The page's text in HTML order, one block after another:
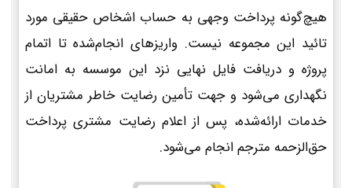
هیچ‌گونه پرداخت وجهی به حساب اشخاص حقیقی مورد
تائید این مجموعه نیست. واریزهای انجام‌شده تا اتمام
پروژه و دریافت فایل نهایی نزد این موسسه به امانت
نگهداری می‌شود و جهت تأمین رضایت خاطر مشتریان از
خدمات ارائه‌شده، پس از اعلام رضایت مشتری پرداخت
حق‌الزحمه مترجم انجام می‌شود.